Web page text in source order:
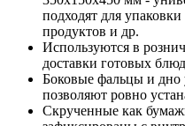
подходят для
продуктов и др.
Используются в
доставки готовых
Боковые фальцы и дно
позволяют ровно
Скрученные как